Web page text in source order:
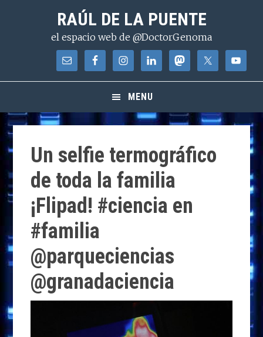
contenido
RAÚL DE LA PUENTE
el espacio web de @DoctorGenoma
MENU
Un selfie termográfico
de toda la familia
¡Flipad! #ciencia en
#familia
@parqueciencias
@granadaciencia